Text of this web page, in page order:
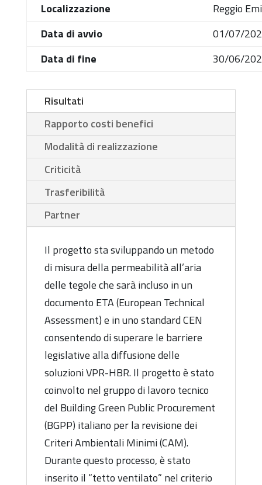
Localizzazione
Reggio
Data di avvio
01/07/
Data di fine
30/06/
Risultati
Rapporto costi benefici
Modalità di realizzazione
Criticità
Trasferibilità
Partner
Il progetto sta sviluppando un metodo
di misura della permeabilità all’aria
delle tegole che sarà incluso in un
documento ETA (European Technical
Assessment) e in uno standard CEN
consentendo di superare le barriere
legislative alla diffusione delle
soluzioni VPR-HBR. Il progetto è stato
coinvolto nel gruppo di lavoro tecnico
del Building Green Public Procurement
(BGPP) italiano per la revisione dei
Criteri Ambientali Minimi (CAM).
Durante questo processo, è stato
inserito il “tetto ventilato” nel criterio